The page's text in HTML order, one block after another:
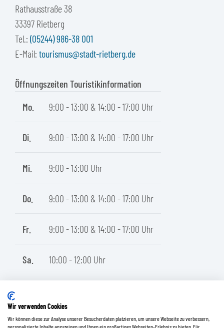
Rathausstraße 38
33397 Rietberg
Tel.: (05244) 986-38 001
E-Mail: tourismus@stadt-rietberg.de
Öffnungszeiten Touristikinformation
Mo.
9:00 - 13:00 & 14:00 - 17:00 Uhr
Di. 9:00 - 13:00 & 14:00 - 17:00 Uhr
Mi. 9:00 - 13:00 Uhr
Do. 9:00 - 13:00 & 14:00 - 17:00 Uhr
Fr. 9:00 - 13:00 & 14:00 - 17:00 Uhr
Sa. 10:00 - 12:00 Uhr
Wir verwenden Cookies
Wir können diese zur Analyse unserer Besucherdaten platzieren, um unsere Webseite zu verbessern,
personalisierte Inhalte anzuzeigen und Ihnen ein großartiges Webseiten-Erlebnis zu bieten. Für